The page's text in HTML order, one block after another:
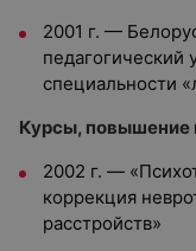
2001 г. —
педагогический
специальности
Курсы, повышение
2002 г. —
коррекция
расстройств»